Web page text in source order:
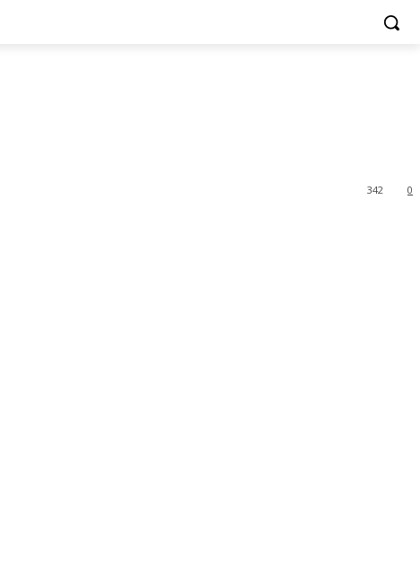
0
342